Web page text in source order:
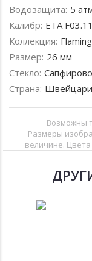
Водозащита: 5
Калибр: ETA
Коллекция:
Размер: 26 мм
Стекло:
Страна:
Возможны
Размеры
величине. Цвета